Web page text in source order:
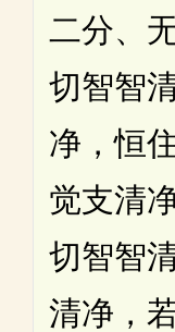
二分、
切智智
净，恒
觉支清
切智智
清净，